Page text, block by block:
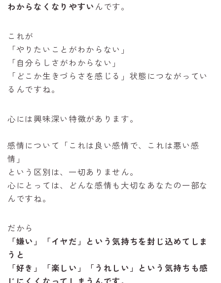
わからなくなりやすい んです。
これが
「やりたいことがわからない」
「自分らしさがわからない」
「どこか生きづらさを感じる」状態につながってい
るんですね。
心には興味深い特徴があります。
感情について「これは良い感情で、これは悪い感
情」
という区別は、一切ありません。
心にとっては、どんな感情も大切なあなたの一部な
んですね。
だから
「嫌い」「イヤだ」という気持ちを封じ込めてしま
うと
「好き」「楽しい」「うれしい」という気持ちも感